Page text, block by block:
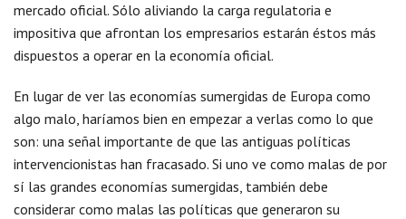
mercado oficial. Sólo aliviando la carga regulatoria e
impositiva que afrontan los empresarios estarán éstos más
dispuestos a operar en la economía oficial.
En lugar de ver las economías sumergidas de Europa como
algo malo, haríamos bien en empezar a verlas como lo que
son: una señal importante de que las antiguas políticas
intervencionistas han fracasado. Si uno ve como malas de por
sí las grandes economías sumergidas, también debe
considerar como malas las políticas que generaron su